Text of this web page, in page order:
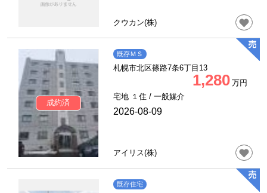
クウカン(株)
成約済
既存ＭＳ
札幌市北区篠路7条6丁目13
1,280 万円
宅地 １住 / 一般媒介
2026-08-09
アイリス(株)
既存住宅